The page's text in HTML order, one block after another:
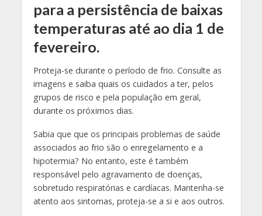
para a persistência de baixas
temperaturas até ao dia 1 de
fevereiro.
Proteja-se durante o período de frio. Consulte as
imagens e saiba quais os cuidados a ter, pelos
grupos de risco e pela população em geral,
durante os próximos dias.
Sabia que que os principais problemas de saúde
associados ao frio são o enregelamento e a
hipotermia? No entanto, este é também
responsável pelo agravamento de doenças,
sobretudo respiratórias e cardíacas. Mantenha-se
atento aos sintomas, proteja-se a si e aos outros.